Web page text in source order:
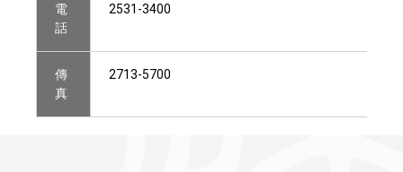
電
話
2531-3400
傳
真
2713-5700